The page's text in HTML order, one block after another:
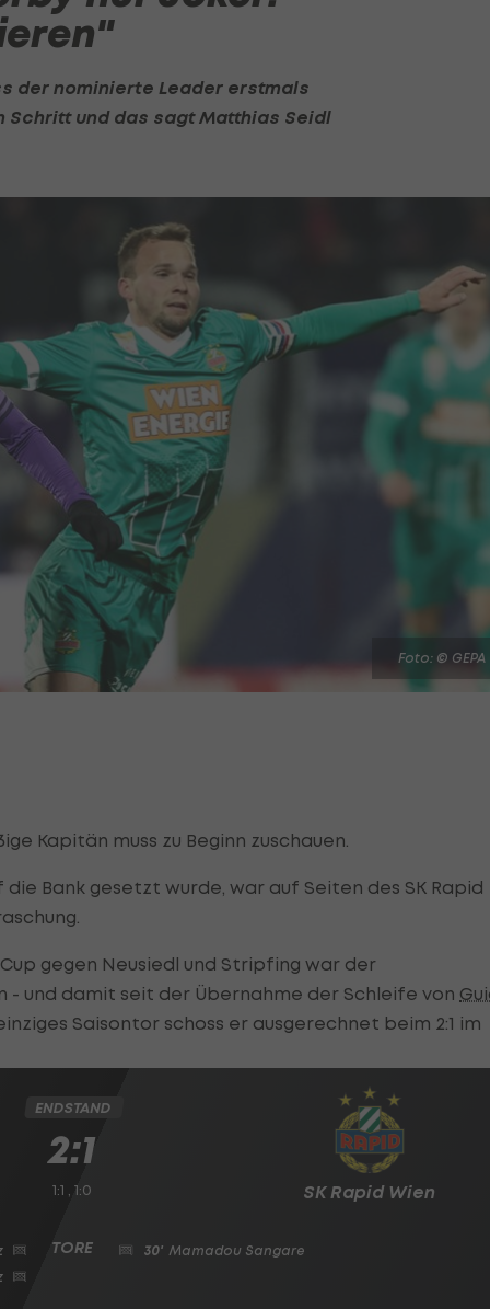
der nominierte Leader erstmals
Schritt und das sagtMatthias Seidl
Foto: © GEPA
Kapitän muss zu Beginn zuschauen.
Bank gesetzt wurde, war auf Seiten des SK Rapid
gegen Neusiedl und Stripfing war der
und damit seit der Übernahme der Schleife von
Saisontor schoss er ausgerechnet beim 2:1 im
SK Rapid Wien
ENDSTAND
2:1
1:1 , 1:0
30' Mamadou Sangare